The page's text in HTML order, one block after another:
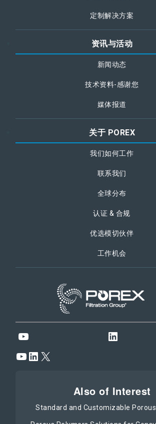
定制解决方案
资讯与活动
新闻动态
技术资料-感谢您
媒体报道
关于 POREX
我们如何工作
联系我们
全球分布
认证 & 合规
优选模切伙伴
工作机会
YouTube LinkedIn
YouTube
LinkedIn
X
Also of Interest
Standard and Customizable